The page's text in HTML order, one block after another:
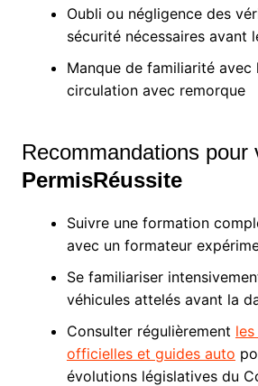
Oubli ou négligence des
sécurité nécessaires avant
Manque de familiarité avec
circulation avec remorque
Recommandations pour
PermisRéussite
Suivre une formation
avec un formateur
Se familiariser
véhicules attelés avant la
Consulter régulièrement
officielles et guides auto
évolutions législatives du